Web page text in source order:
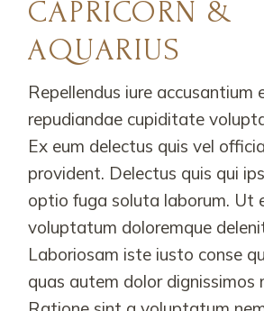
CAPRICORN &
AQUARIUS
Repellendus iure accusantium
repudiandae cupiditate
Ex eum delectus quis vel
provident. Delectus quis qui
optio fuga soluta laborum. Ut
voluptatum doloremque
Laboriosam iste iusto conse
quas autem dolor dignissimos